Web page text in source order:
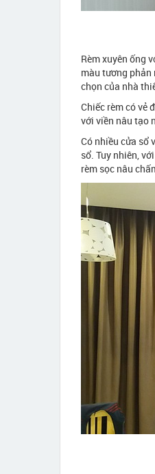
Rèm xuyên ống
màu tương phản
chọn của nhà
Chiếc rèm có vẻ
với viền nâu tạo
Có nhiều cửa sổ
sổ. Tuy nhiên,
rèm sọc nâu